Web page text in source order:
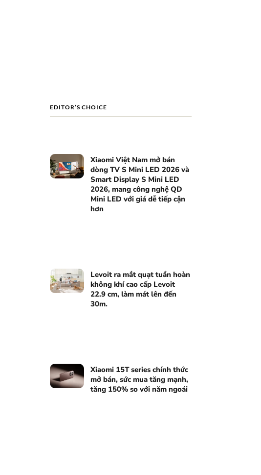
EDITOR’S CHOICE
Xiaomi Việt Nam mở bán
dòng TV S Mini LED 2026 và
Smart Display S Mini LED
2026, mang công nghệ QD
Mini LED với giá dễ tiếp cận
hơn
Levoit ra mắt quạt tuần hoàn
không khí cao cấp Levoit
22.9 cm, làm mát lên đến
30m.
Xiaomi 15T series chính thức
mở bán, sức mua tăng mạnh,
tăng 150% so với năm ngoái